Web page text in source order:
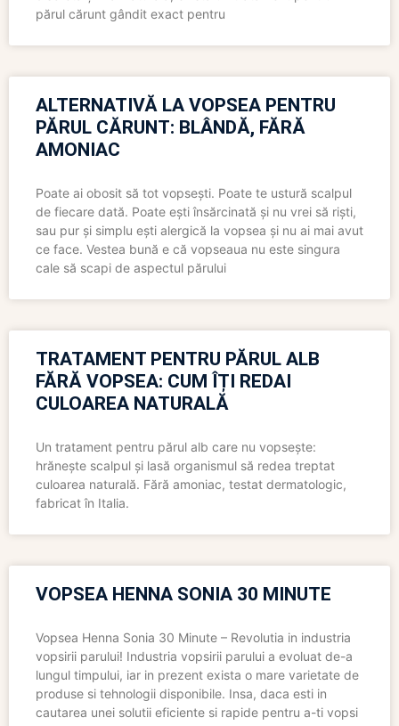
părul cărunt gândit exact pentru
ALTERNATIVĂ LA VOPSEA PENTRU
PĂRUL CĂRUNT: BLÂNDĂ, FĂRĂ
AMONIAC
Poate ai obosit să tot vopsești. Poate te ustură scalpul
de fiecare dată. Poate ești însărcinată și nu vrei să riști,
sau pur și simplu ești alergică la vopsea și nu ai mai avut
ce face. Vestea bună e că vopseaua nu este singura
cale să scapi de aspectul părului
TRATAMENT PENTRU PĂRUL ALB
FĂRĂ VOPSEA: CUM ÎȚI REDAI
CULOAREA NATURALĂ
Un tratament pentru părul alb care nu vopsește:
hrănește scalpul și lasă organismul să redea treptat
culoarea naturală. Fără amoniac, testat dermatologic,
fabricat în Italia.
VOPSEA HENNA SONIA 30 MINUTE
Vopsea Henna Sonia 30 Minute – Revolutia in industria
vopsirii parului! Industria vopsirii parului a evoluat de-a
lungul timpului, iar in prezent exista o mare varietate de
produse si tehnologii disponibile. Insa, daca esti in
cautarea unei solutii eficiente si rapide pentru a-ti vopsi